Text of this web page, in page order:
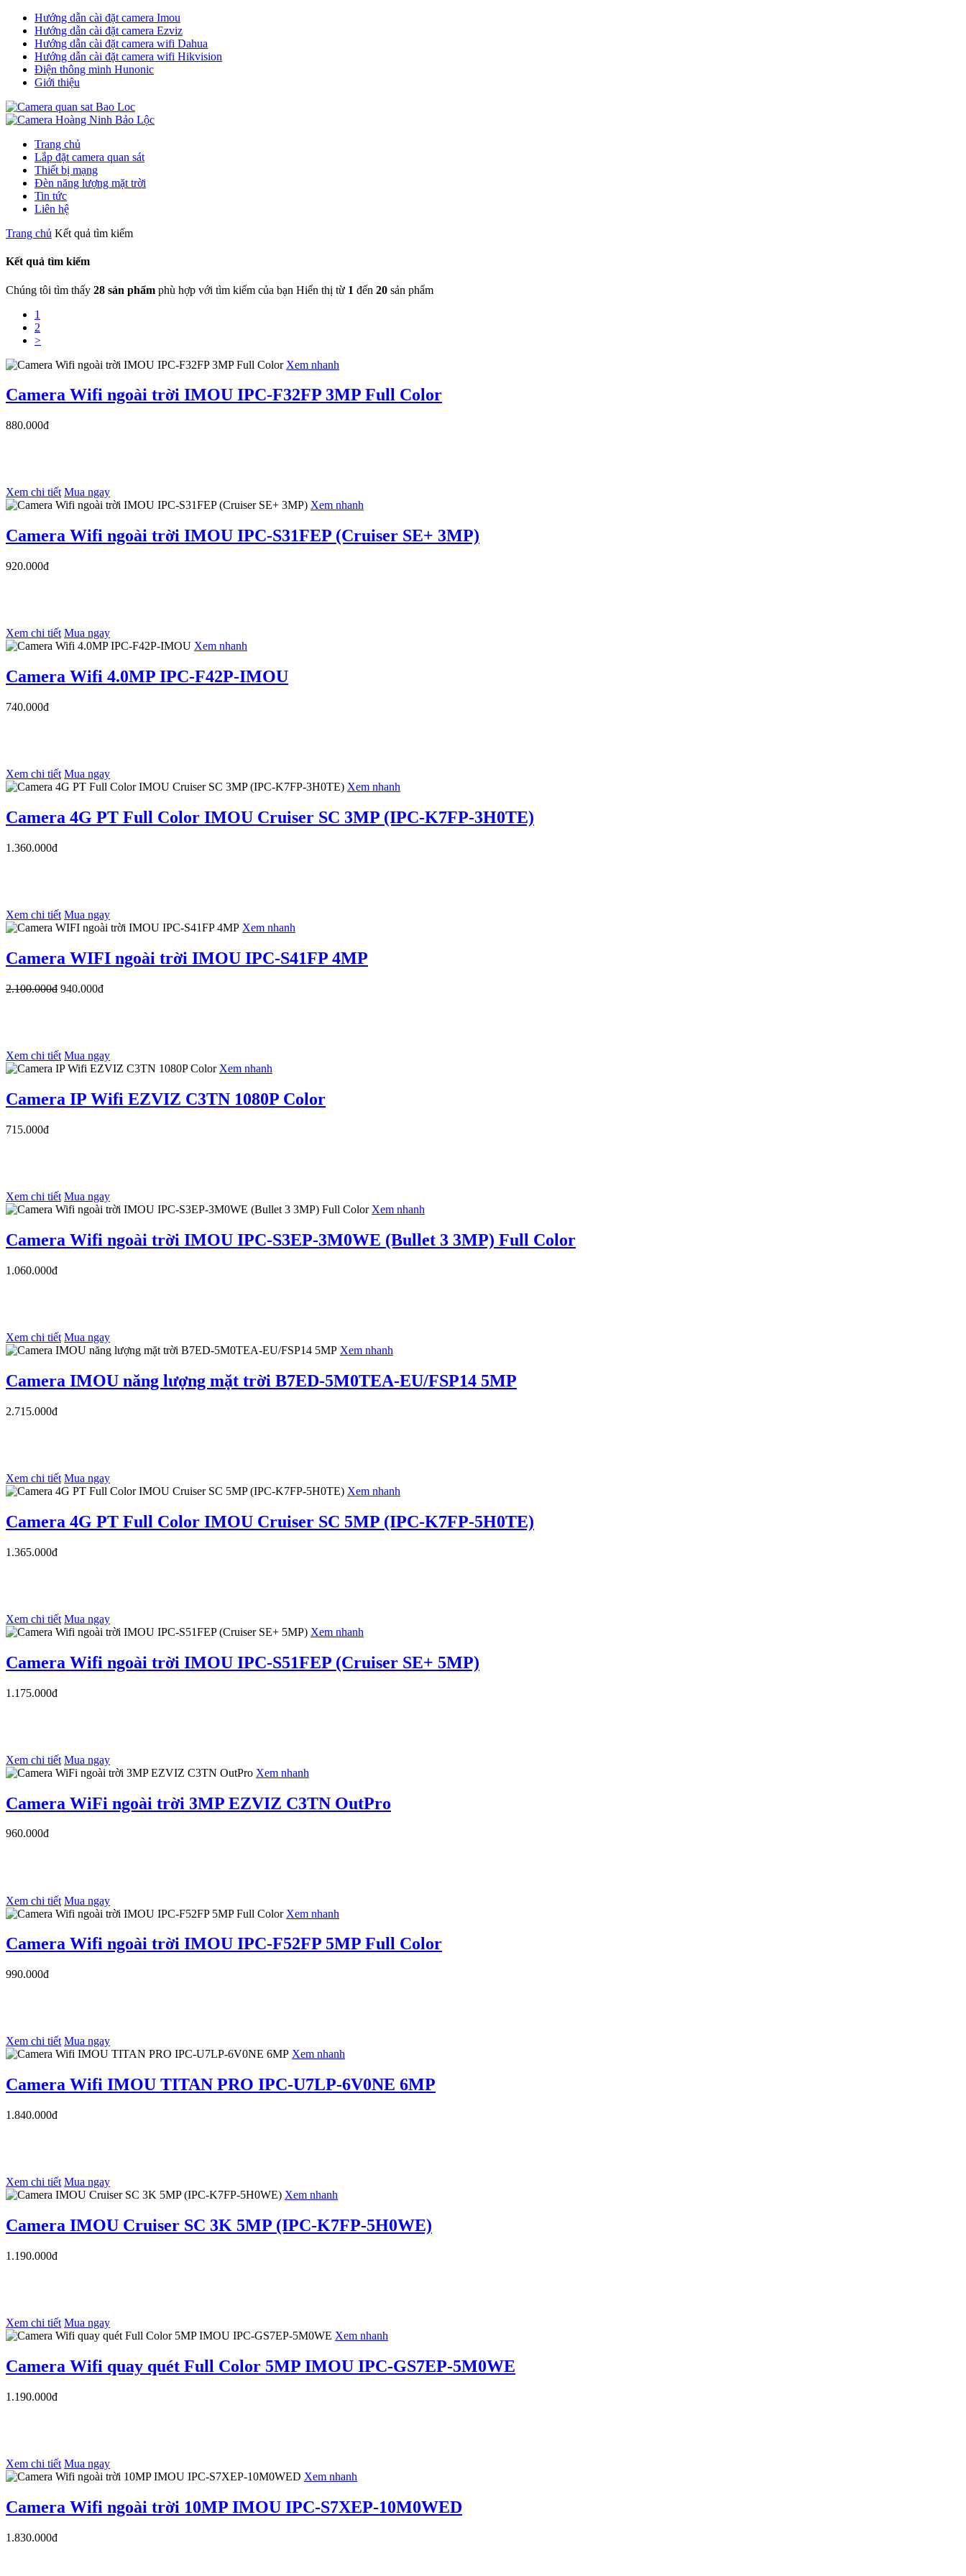
Hướng dẫn cài đặt camera Imou
Hướng dẫn cài đặt camera Ezviz
Hướng dẫn cài đặt camera wifi Dahua
Hướng dẫn cài đặt camera wifi Hikvision
Điện thông minh Hunonic
Giới thiệu
Trang chủ
Lắp đặt camera quan sát
Thiết bị mạng
Đèn năng lượng mặt trời
Tin tức
Liên hệ
Trang chủ Kết quả tìm kiếm
Kết quả tìm kiếm
Chúng tôi tìm thấy 28 sản phẩm phù hợp với tìm kiếm của bạn Hiển thị từ 1 đến 20 sản phẩm
1
2
>
Xem nhanh
Camera Wifi ngoài trời IMOU IPC-F32FP 3MP Full Color
880.000đ
Xem chi tiết Mua ngay
Xem nhanh
Camera Wifi ngoài trời IMOU IPC-S31FEP (Cruiser SE+ 3MP)
920.000đ
Xem chi tiết Mua ngay
Xem nhanh
Camera Wifi 4.0MP IPC-F42P-IMOU
740.000đ
Xem chi tiết Mua ngay
Xem nhanh
Camera 4G PT Full Color IMOU Cruiser SC 3MP (IPC-K7FP-3H0TE)
1.360.000đ
Xem chi tiết Mua ngay
Xem nhanh
Camera WIFI ngoài trời IMOU IPC-S41FP 4MP
2.100.000đ 940.000đ
Xem chi tiết Mua ngay
Xem nhanh
Camera IP Wifi EZVIZ C3TN 1080P Color
715.000đ
Xem chi tiết Mua ngay
Xem nhanh
Camera Wifi ngoài trời IMOU IPC-S3EP-3M0WE (Bullet 3 3MP) Full Color
1.060.000đ
Xem chi tiết Mua ngay
Xem nhanh
Camera IMOU năng lượng mặt trời B7ED-5M0TEA-EU/FSP14 5MP
2.715.000đ
Xem chi tiết Mua ngay
Xem nhanh
Camera 4G PT Full Color IMOU Cruiser SC 5MP (IPC-K7FP-5H0TE)
1.365.000đ
Xem chi tiết Mua ngay
Xem nhanh
Camera Wifi ngoài trời IMOU IPC-S51FEP (Cruiser SE+ 5MP)
1.175.000đ
Xem chi tiết Mua ngay
Xem nhanh
Camera WiFi ngoài trời 3MP EZVIZ C3TN OutPro
960.000đ
Xem chi tiết Mua ngay
Xem nhanh
Camera Wifi ngoài trời IMOU IPC-F52FP 5MP Full Color
990.000đ
Xem chi tiết Mua ngay
Xem nhanh
Camera Wifi IMOU TITAN PRO IPC-U7LP-6V0NE 6MP
1.840.000đ
Xem chi tiết Mua ngay
Xem nhanh
Camera IMOU Cruiser SC 3K 5MP (IPC-K7FP-5H0WE)
1.190.000đ
Xem chi tiết Mua ngay
Xem nhanh
Camera Wifi quay quét Full Color 5MP IMOU IPC-GS7EP-5M0WE
1.190.000đ
Xem chi tiết Mua ngay
Xem nhanh
Camera Wifi ngoài trời 10MP IMOU IPC-S7XEP-10M0WED
1.830.000đ